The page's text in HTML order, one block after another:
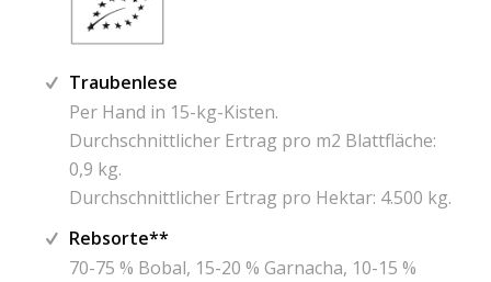
Traubenlese
Per Hand in 15-kg-Kisten.
Durchschnittlicher Ertrag pro m2 Blattfläche:
0,9 kg.
Durchschnittlicher Ertrag pro Hektar: 4.500 kg.
Rebsorte**
70-75 % Bobal, 15-20 % Garnacha, 10-15 %